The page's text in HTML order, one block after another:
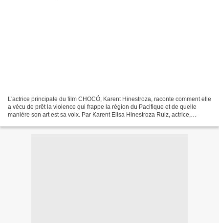
L'actrice principale du film CHOCÓ, Karent Hinestroza, raconte comment elle
a vécu de prêt la violence qui frappe la région du Pacifique et de quelle
manière son art est sa voix. Par Karent Elisa Hinestroza Ruiz, actrice,